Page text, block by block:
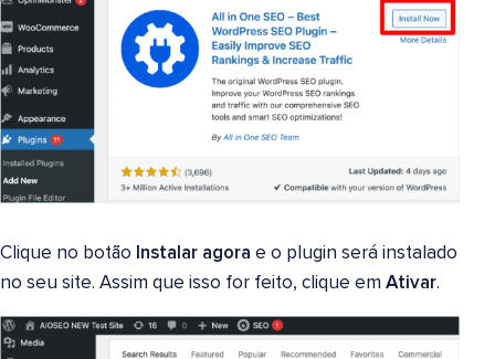
Clique no botão Instalar agora e o plugin será instalado
no seu site. Assim que isso for feito, clique em Ativar.